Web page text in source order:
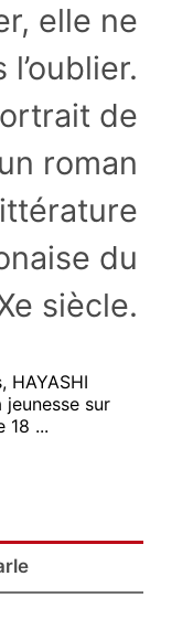
elle ne
de
roman
du
siècle.
HAYASHI
jeunesse sur
18 ...